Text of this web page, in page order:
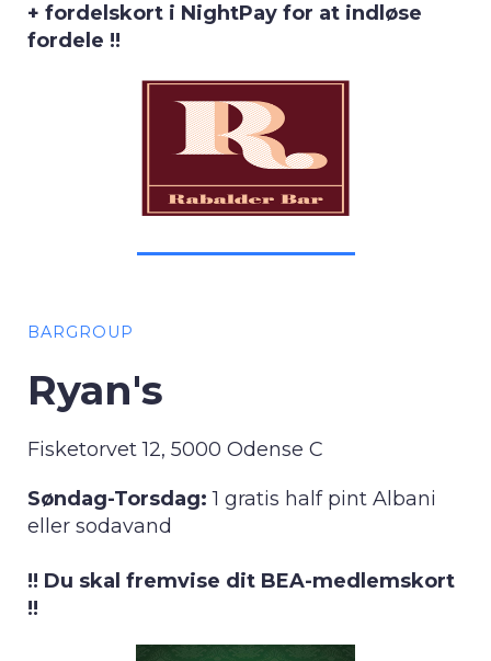
+ fordelskort i NightPay for at indløse
fordele !!
BARGROUP
Ryan's
Fisketorvet 12, 5000 Odense C
Søndag-Torsdag:1 gratis half pint Albani
eller sodavand
!! Du skal fremvise dit BEA-medlemskort
!!